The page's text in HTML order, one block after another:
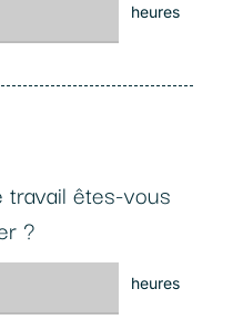
heures
êtes-vous
?
heures